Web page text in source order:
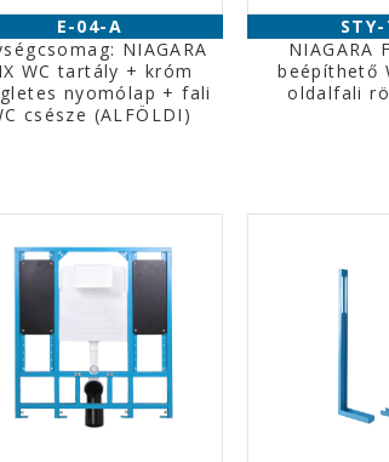
E-04-A
NIAGARA
WC tartály + króm
nyomólap + fali
csésze (ALFÖLDI)
NIAGARA
beépíthető
oldalfali